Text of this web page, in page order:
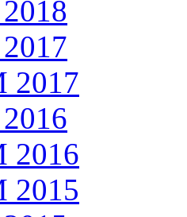
2017
2016
2015